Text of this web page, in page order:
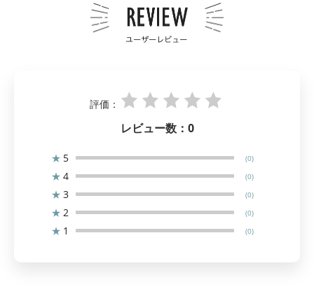
評価：
レビュー数： 0
★ 5 (0)
★ 4 (0)
★ 3 (0)
★ 2 (0)
★ 1 (0)